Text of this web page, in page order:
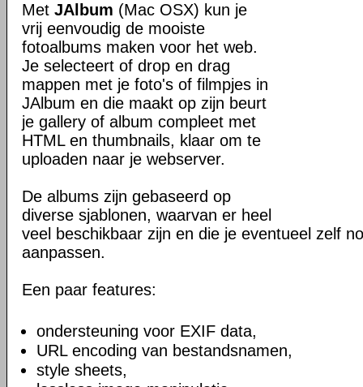
Met JAlbum (Mac OSX) kun je
vrij eenvoudig de mooiste
fotoalbums maken voor het web.
Je selecteert of drop en drag
mappen met je foto's of filmpjes in
JAlbum en die maakt op zijn beurt
je gallery of album compleet met
HTML en thumbnails, klaar om te
uploaden naar je webserver.
De albums zijn gebaseerd op
diverse sjablonen, waarvan er heel
veel beschikbaar zijn en die je eventueel zelf
aanpassen.
Een paar features:
ondersteuning voor EXIF data,
URL encoding van bestandsnamen,
style sheets,